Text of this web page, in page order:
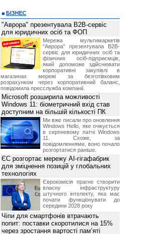
БІЗНЕС
"Аврора" презентувала B2B-сервіс
для юридичних осіб та ФОП
Мережа мультимаркетів
"Аврора" презентувала B2B-
сервіс для юридичних осіб та
фізичних осіб-підприємців,
який допоможе здійснювати
корпоративні закупівлі в
магазинах мережі за безготівковим
розрахунком через корпоративний баланс,
повідомила пресслужба компанії.
Microsoft розширила можливості
Windows 11: біометричний вхід став
доступним на більшій кількості ПК
Ми вже писали про оновлення
Windows Hello, яке очікується
в серпневому патчі Windows
11. Схоже, за
повідомленнями, воно почало
розгортатися раніше.
ЄС розгортає мережу AI-гігафабрик
для зміцнення позицій у глобальних
технологіях
Єврокомісія прагне створити
власну інфраструктуру
штучного інтелекту, яка має
почати функціонувати до
середини 2028 року
Чіпи для смартфонів втрачають
попит: поставки скоротилися на 15%
через зростання вартості пам’яті